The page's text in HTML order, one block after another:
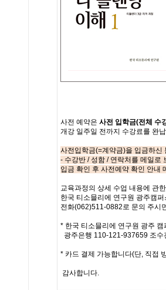
사전 예약은 사전 입학금(전체 수
개강 일주일 전까지 수강료를 완
사전입학금(=계약금)을 입금하신
- 수강반 / 성함 / 연락처를 메일로
입금 확인 후 사전예약 확인 안내
교육과정의 상세 수업 내용에 관
한국 티소믈리에 연구원 광주캠
전화(062)511-0882로 문의 주시
* 한국 티소믈리에 연구원 광주 캠
광주은행 110-121-937659 조수
* 카드 결제 가능합니다(단, 직접
감사합니다.